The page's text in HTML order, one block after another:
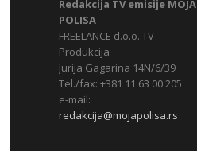
Redakcija TV emisije MOJA
POLISA
FREELANCE d.o.o. TV
Produkcija
Jurija Gagarina 14N/6/39
Tel./fax: +381 11 63 00 205
e-mail:
redakcija@mojapolisa.rs